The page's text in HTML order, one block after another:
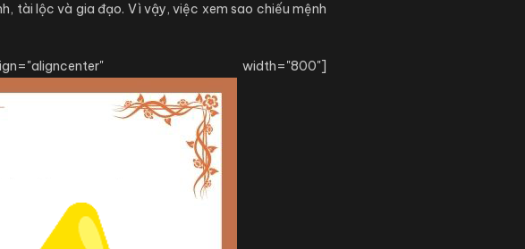
tài lộc và gia đạo. Vì vậy, việc xem sao chiếu mệnh
width="800"]